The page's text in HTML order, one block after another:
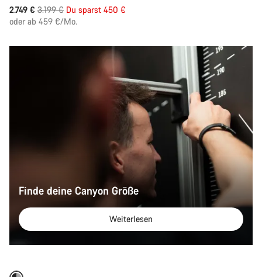
2.749 € Ursprungspreis
3.199 € Du sparst 450 €
oder ab 459 €/Mo.
Finde deine Canyon Größe
Weiterlesen